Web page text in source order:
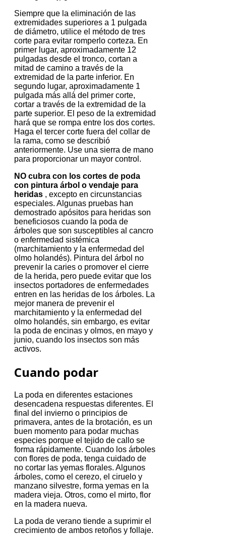
Siempre que la eliminación de las
extremidades superiores a 1 pulgada
de diámetro, utilice el método de tres
corte para evitar romperlo corteza. En
primer lugar, aproximadamente 12
pulgadas desde el tronco, cortan a
mitad de camino a través de la
extremidad de la parte inferior. En
segundo lugar, aproximadamente 1
pulgada más allá del primer corte,
cortar a través de la extremidad de la
parte superior. El peso de la extremidad
hará que se rompa entre los dos cortes.
Haga el tercer corte fuera del collar de
la rama, como se describió
anteriormente. Use una sierra de mano
para proporcionar un mayor control.
NO cubra con los cortes de poda
con pintura árbol o vendaje para
heridas , excepto en circunstancias
especiales. Algunas pruebas han
demostrado apósitos para heridas son
beneficiosos cuando la poda de
árboles que son susceptibles al cancro
o enfermedad sistémica
(marchitamiento y la enfermedad del
olmo holandés). Pintura del árbol no
prevenir la caries o promover el cierre
de la herida, pero puede evitar que los
insectos portadores de enfermedades
entren en las heridas de los árboles. La
mejor manera de prevenir el
marchitamiento y la enfermedad del
olmo holandés, sin embargo, es evitar
la poda de encinas y olmos, en mayo y
junio, cuando los insectos son más
activos.
Cuando podar
La poda en diferentes estaciones
desencadena respuestas diferentes. El
final del invierno o principios de
primavera, antes de la brotación, es un
buen momento para podar muchas
especies porque el tejido de callo se
forma rápidamente. Cuando los árboles
con flores de poda, tenga cuidado de
no cortar las yemas florales. Algunos
árboles, como el cerezo, el ciruelo y
manzano silvestre, forma yemas en la
madera vieja. Otros, como el mirto, flor
en la madera nueva.
La poda de verano tiende a suprimir el
crecimiento de ambos retoños y follaje.